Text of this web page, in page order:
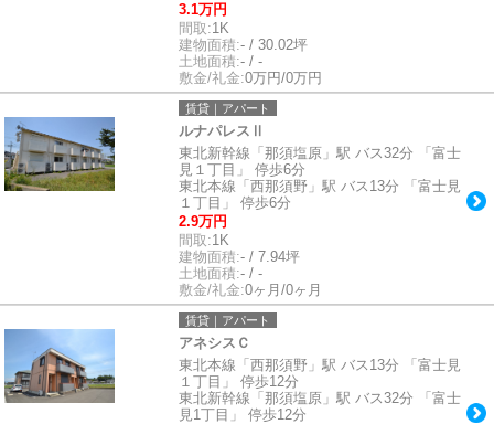
3.1万円
間取:1K
建物面積:- / 30.02坪
土地面積:- / -
敷金/礼金:0万円/0万円
賃貸｜アパート
ルナパレスⅡ
東北新幹線「那須塩原」駅 バス32分 「富士
見１丁目」 停歩6分
東北本線「西那須野」駅 バス13分 「富士見
１丁目」 停歩6分
2.9万円
間取:1K
建物面積:- / 7.94坪
土地面積:- / -
敷金/礼金:0ヶ月/0ヶ月
賃貸｜アパート
アネシスＣ
東北本線「西那須野」駅 バス13分 「富士見
１丁目」 停歩12分
東北新幹線「那須塩原」駅 バス32分 「富士
見1丁目」 停歩12分